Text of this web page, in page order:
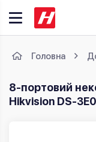
Головна
8-портовий
Hikvision DS-